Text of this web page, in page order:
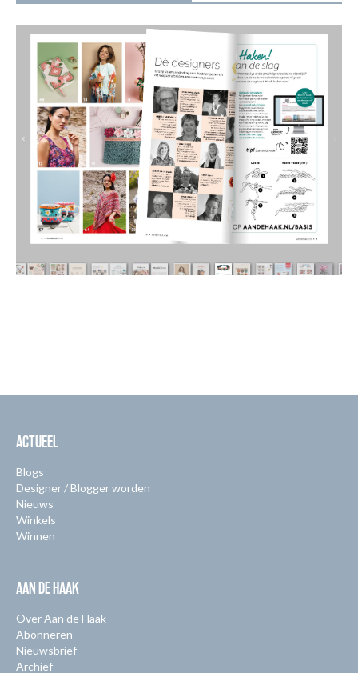
ACTUEEL
Blogs
Designer / Blogger worden
Nieuws
Winkels
Winnen
AAN DE HAAK
Over Aan de Haak
Abonneren
Nieuwsbrief
Archief